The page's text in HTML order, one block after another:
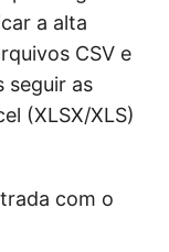
a alta
CSV e
seguir as
(XLSX/XLS)
com o